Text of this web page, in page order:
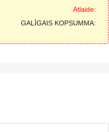
Atlaide:
GALĪGAIS KOPSUMMA: